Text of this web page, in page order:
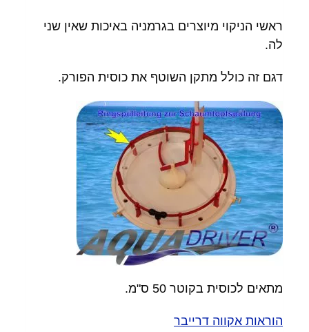
ראשי הניקוי מיוצרים בגרמניה באיכות שאין שני
לה.
דגם זה כולל מתקן השוטף את כוסית הפורק.
מתאים לכוסית בקוטר 50 ס"מ.
הוראות אקווה דרייבר